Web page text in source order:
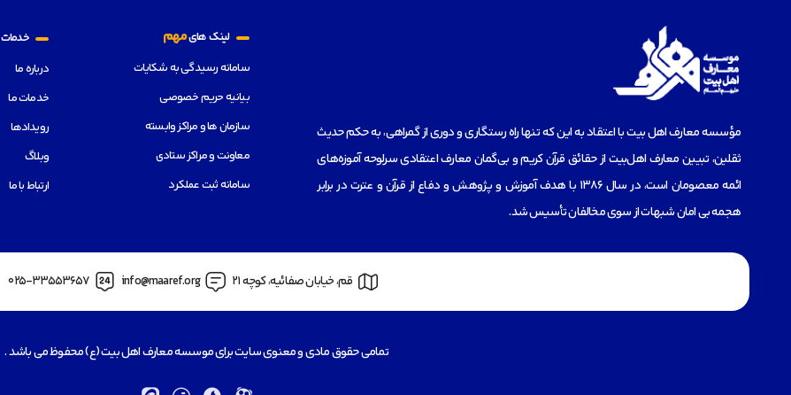
مؤسسه‌ معارف اهل بیت با اعتقاد به این که تنها راه رستگاری و دوری از گمراهی، به حکم حدیث
ثقلین، تبیین معارف اهل‌بیت از حقائق قرآن کریم و بی‌گمان معارف اعتقادی سرلوحه آموزه‌های
ائمه معصومان است، در سال 1386 با هدف آموزش و پژوهش و دفاع از قرآن و عترت در برابر
هجمه بی امان شبهات از سوی مخالفان تأسیس شد.
لینک هایمهم
سامانه رسیدگی به شکایات
بیانیه حریم خصوصی
سازمان ها و مراکز وابسته
معاونت و مراکز ستادی
سامانه ثبت عملکرد
خدمات
درباره ما
خدمات ما
رویدادها
وبلاگ
ارتباط با ما
قم، خیابان صفائیه، کوچه 21 info@maaref.org
025-33553657
تمامی حقوق مادی و معنوی سایت برای موسسه معارف اهل بیت (ع) محفوظ می باشد .